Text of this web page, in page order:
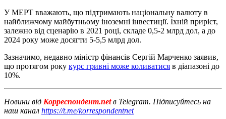
У МЕРТ вважають, що підтримають національну валюту в
найближчому майбутньому іноземні інвестиції. Їхній приріст,
залежно від сценарію в 2021 році, складе 0,5-2 млрд дол, а до
2024 року може досягти 5-5,5 млрд дол.
Зазначимо, недавно міністр фінансів Сергій Марченко заявив,
що протягом року курс гривні може коливатися в діапазоні до
10%.
Новини від Корреспондент.netв Telegram. Підписуйтесь на
наш канал https://t.me/korrespondentnet